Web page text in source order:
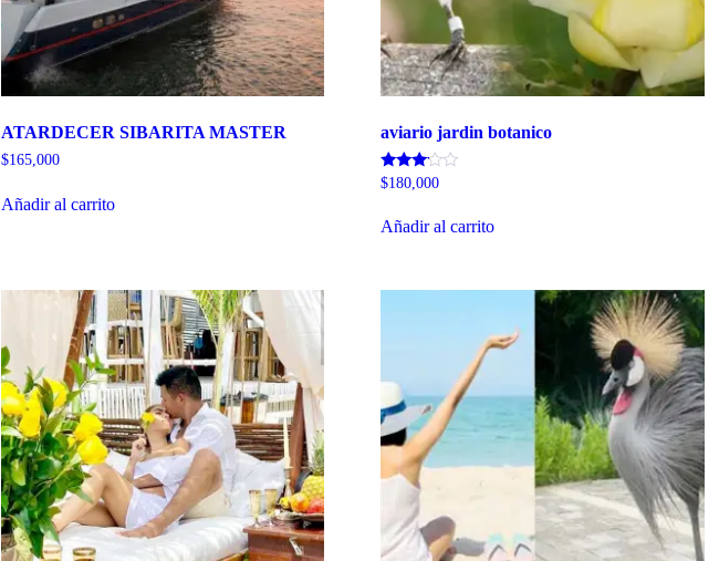
ATARDECER SIBARITA MASTER
$165,000
Añadir al carrito
aviario jardin botanico
Valorado
de 5
$180,000
Añadir al carrito